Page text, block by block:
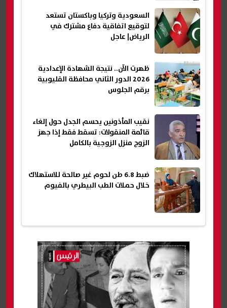
السعودية وتركيا وباكستان تستعد
لتوقيع اتفاقية دفاع مشترك في
الرياض| عاجل
ظهرت الآن.. نتيجة الشهادة الإعدادية
2026 الدور الثاني محافظة القليوبية
برقم الجلوس
نقيب المأذونين يحسم الجدل حول إلغاء
قائمة المنقولات: تسقط فقط إذا جهز
الزوج منزل الزوجية بالكامل
ضبط 6.8 طن لحوم غير صالحة للاستهلاك
خلال حملات الطب البيطري بالفيوم